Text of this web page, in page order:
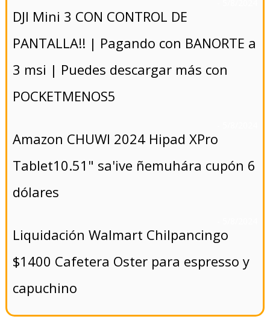
DJI Mini 3 CON CONTROL DE
PANTALLA!! | Pagando con BANORTE a
3 msi | Puedes descargar más con
POCKETMENOS5
Amazon CHUWI 2024 Hipad XPro
Tablet10.51" sa'ive ñemuhára cupón 6
dólares
Liquidación Walmart Chilpancingo
$1400 Cafetera Oster para espresso y
capuchino